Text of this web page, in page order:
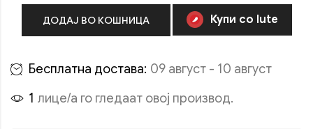
ДОДАЈ ВО КОШНИЦА Купи со Iute
Бесплатна достава: 09 август - 10 август
1 лице/а го гледаат овој производ.